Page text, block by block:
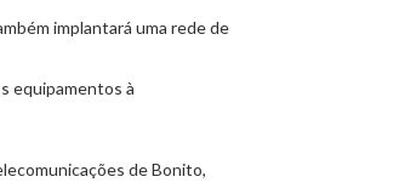
implantará uma rede de
equipamentos à
de Bonito,